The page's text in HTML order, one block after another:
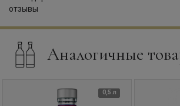
Аналогичные
0,5 л